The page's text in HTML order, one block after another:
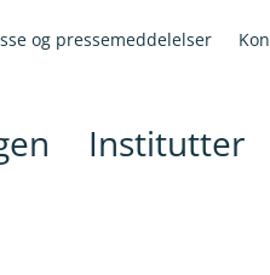
og pressemeddelelser
Institutter